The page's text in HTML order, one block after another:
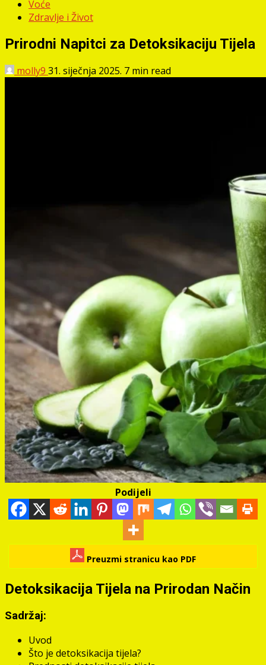
Voće
Zdravlje i Život
Prirodni Napitci za Detoksikaciju Tijela
molly9 31. siječnja 2025. 7 min read
Podijeli
Preuzmi stranicu kao PDF
Detoksikacija Tijela na Prirodan Način
Sadržaj:
Uvod
Što je detoksikacija tijela?